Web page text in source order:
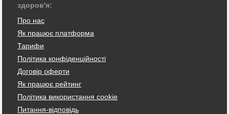
здоров'я:
Про нас
Як працює платформа
Тарифи
Політика конфіденційності
Договір оферти
Як працює рейтинг
Політика використання cookie
Питання-відповідь